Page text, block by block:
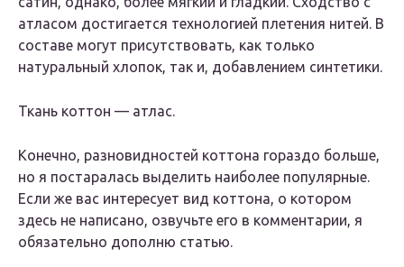
атласом достигается технологией плетения нитей. В
составе могут присутствовать, как только
натуральный хлопок, так и, добавлением синтетики.
Ткань коттон — атлас.
Конечно, разновидностей коттона гораздо больше,
но я постаралась выделить наиболее популярные.
Если же вас интересует вид коттона, о котором
здесь не написано, озвучьте его в комментарии, я
обязательно дополню статью.